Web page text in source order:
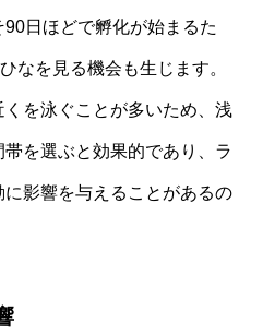
日ほどで孵化が始まるた
なを見る機会も生じます。
を泳ぐことが多いため、浅
を選ぶと効果的であり、ラ
影響を与えることがあるの